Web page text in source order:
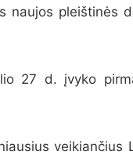
naujos pleištinės
27 d. įvyko
veikiančius